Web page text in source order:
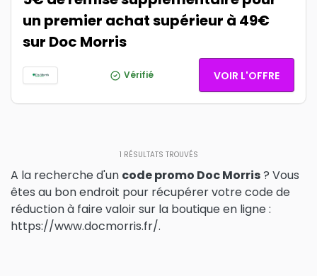
un premier achat supérieur à 49€
sur Doc Morris
Vérifié VOIR L'OFFRE
1 RÉSULTATS TROUVÉS
A la recherche d'un code promo Doc Morris? Vous
êtes au bon endroit pour récupérer votre code de
réduction à faire valoir sur la boutique en ligne :
https://www.docmorris.fr/.